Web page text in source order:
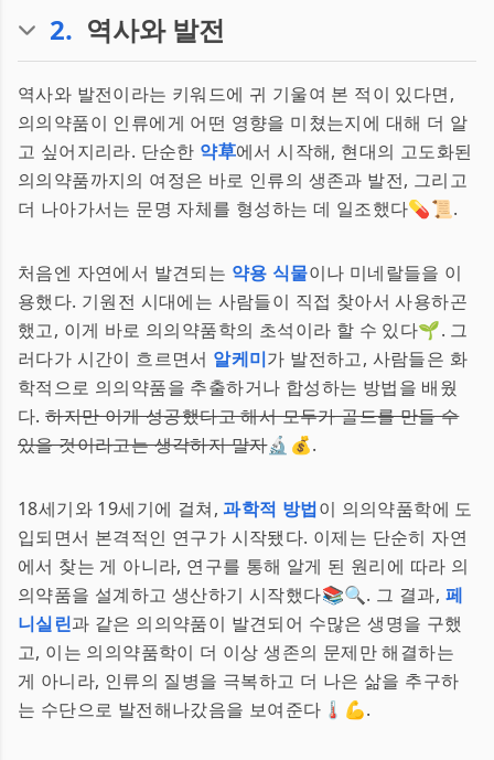
2. 역사와 발전
역사와 발전이라는 키워드에 귀 기울여 본 적이 있다면,
의의약품이 인류에게 어떤 영향을 미쳤는지에 대해 더 알
고 싶어지리라. 단순한 약草에서 시작해, 현대의 고도화된
의의약품까지의 여정은 바로 인류의 생존과 발전, 그리고
더 나아가서는 문명 자체를 형성하는 데 일조했다💊📜.
처음엔 자연에서 발견되는 약용 식물이나 미네랄들을 이
용했다. 기원전 시대에는 사람들이 직접 찾아서 사용하곤
했고, 이게 바로 의의약품학의 초석이라 할 수 있다🌱. 그
러다가 시간이 흐르면서 알케미가 발전하고, 사람들은 화
학적으로 의의약품을 추출하거나 합성하는 방법을 배웠
다.하지만 이게 성공했다고 해서 모두가 골드를 만들 수
있을 것이라고는 생각하지 말자🔬💰.
18세기와 19세기에 걸쳐,과학적 방법이 의의약품학에 도
입되면서 본격적인 연구가 시작됐다. 이제는 단순히 자연
에서 찾는 게 아니라, 연구를 통해 알게 된 원리에 따라 의
의약품을 설계하고 생산하기 시작했다📚🔍. 그 결과, 페
니실린과 같은 의의약품이 발견되어 수많은 생명을 구했
고, 이는 의의약품학이 더 이상 생존의 문제만 해결하는
게 아니라, 인류의 질병을 극복하고 더 나은 삶을 추구하
는 수단으로 발전해나갔음을 보여준다🌡️💪.